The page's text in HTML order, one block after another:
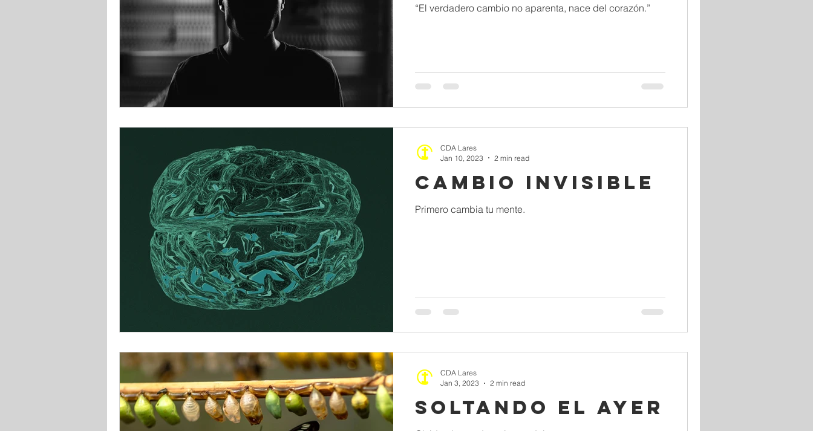
“El verdadero cambio no aparenta, nace del corazón.”
Cambio Invisible
Primero cambia tu mente.
CDA Lares
Jan 10, 2023
2 min read
Soltando el Ayer
CDA Lares
Jan 3, 2023
2 min read